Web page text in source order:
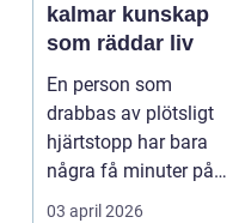
kalmar kunskap
som räddar liv
En person som
drabbas av plötsligt
hjärtstopp har bara
några få minuter på
sig. För varje minut
03 april 2026